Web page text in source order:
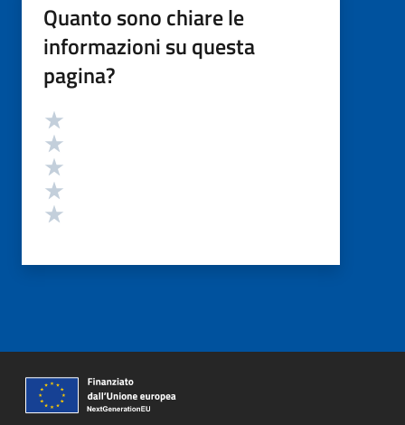
Quanto sono chiare le
informazioni su questa
pagina?
Valutazione